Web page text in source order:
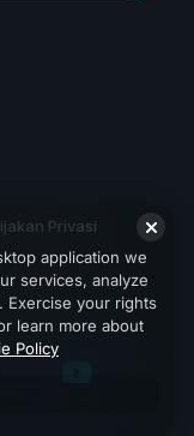
Privasi
application we
services, analyze
Exercise your rights
learn more about
Policy